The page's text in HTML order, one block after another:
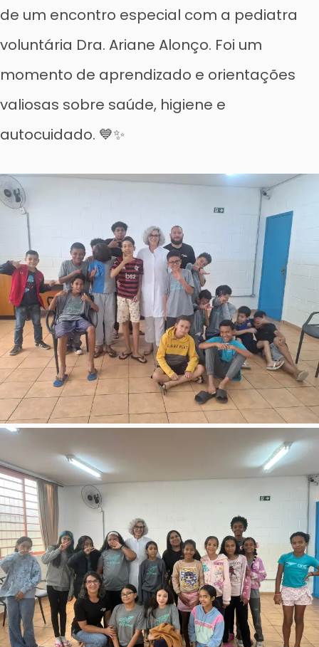
de um encontro especial com a pediatra
voluntária Dra. Ariane Alonço. Foi um
momento de aprendizado e orientações
valiosas sobre saúde, higiene e
autocuidado. 💙✨